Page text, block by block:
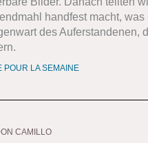
handfest macht, was
des Auferstandenen,
POUR LA SEMAINE
CAMILLO